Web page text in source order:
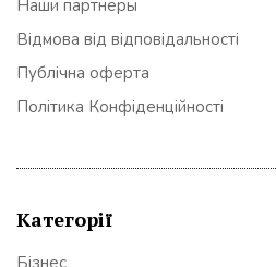
Наши партнеры
Відмова від відповідальності
Публічна оферта
Політика Конфіденційності
Категорії
Бізнес